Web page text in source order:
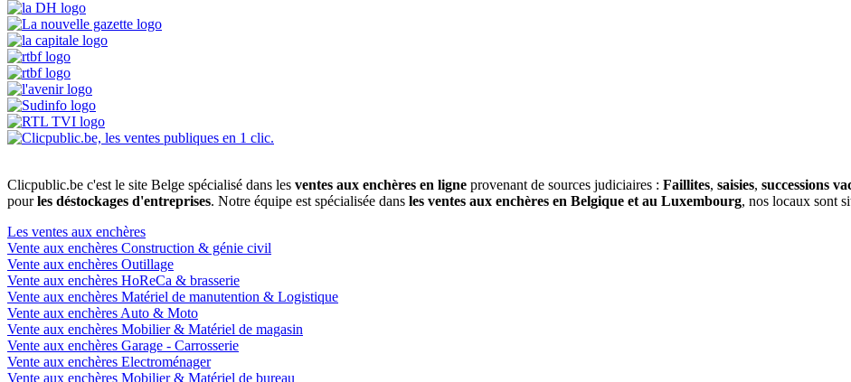
Clicpublic.be c'est le site Belge spécialisé dans les ventes aux enchères en ligne provenant de sources judiciaires : Faillites, saisies, successions
pourles déstockages d'entreprises. Notre équipe est spécialisée dans les ventes aux enchères en Belgique et au Luxembourg, nos locaux sont
Les ventes aux enchères
Vente aux enchères Construction & génie civil
Vente aux enchères Outillage
Vente aux enchères HoReCa & brasserie
Vente aux enchères Matériel de manutention & Logistique
Vente aux enchères Auto & Moto
Vente aux enchères Mobilier & Matériel de magasin
Vente aux enchères Garage - Carrosserie
Vente aux enchères Electroménager
Vente aux enchères Mobilier & Matériel de bureau